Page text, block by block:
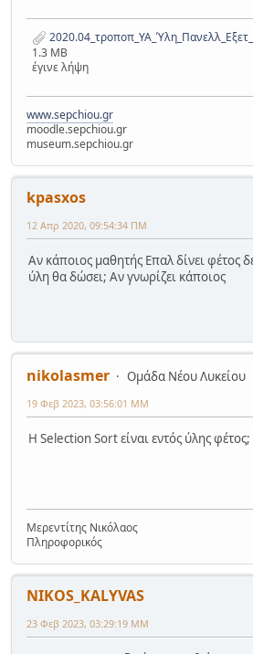
1.3 MB
έγινε λήψη
www.sepchiou.gr
moodle.sepchiou.gr
museum.sepchiou.gr
kpasxos
12 Απρ 2020, 09:54:34 ΠΜ
Αν κάποιος μαθητής Επαλ δίνει φέτος
ύλη θα δώσει; Αν γνωρίζει κάποιος
nikolasmer
Ομάδα Νέου Λυκείου
19 Φεβ 2023, 03:56:01 ΜΜ
Η Selection Sort είναι εντός ύλης
Μερεντίτης Νικόλαος
Πληροφορικός
NIKOS_KALYVAS
23 Φεβ 2023, 03:29:19 ΜΜ